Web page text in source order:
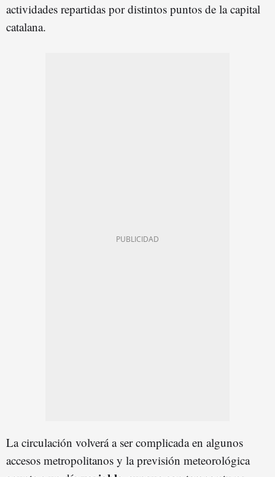
actividades repartidas por distintos puntos de la capital
catalana.
La circulación volverá a ser complicada en algunos
accesos metropolitanos y la previsión meteorológica